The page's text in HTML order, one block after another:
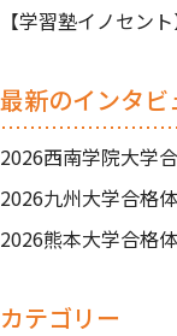
【学習塾イノセン
最新のインタビ
2026西南学院大学
2026九州大学合格
2026熊本大学合格
カテゴリー